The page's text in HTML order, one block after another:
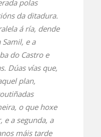
polas
da ditadura.
á ría, dende
e a
do Castro e
Dúas vías que,
plan,
o que hoxe
e a segunda, a
máis tarde